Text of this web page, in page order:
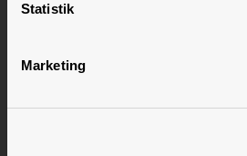
Statistik
Marketing